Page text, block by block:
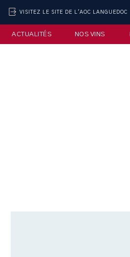
VISITEZ LE SITE DE L'AOC LANGUEDOC
ACTUALITÉS NOS VINS